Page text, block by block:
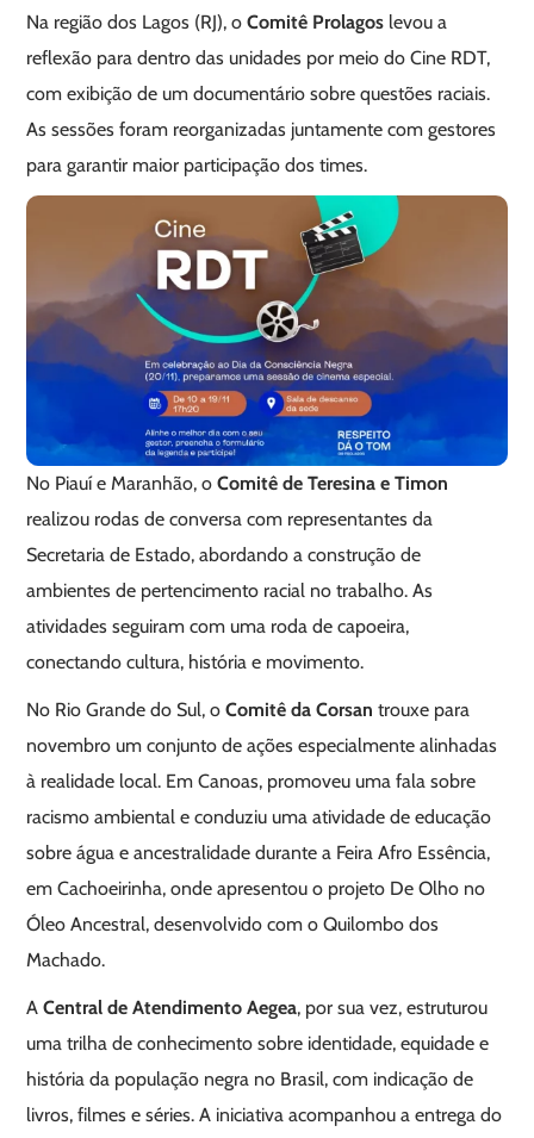
Na região dos Lagos (RJ), oComitê Prolagos levou a
reflexão para dentro das unidades por meio do Cine RDT,
com exibição de um documentário sobre questões raciais.
As sessões foram reorganizadas juntamente com gestores
para garantir maior participação dos times.
No Piauí e Maranhão, oComitê de Teresina e Timon
realizou rodas de conversa com representantes da
Secretaria de Estado, abordando a construção de
ambientes de pertencimento racial no trabalho. As
atividades seguiram com uma roda de capoeira,
conectando cultura, história e movimento.
No Rio Grande do Sul, oComitê da Corsan trouxe para
novembro um conjunto de ações especialmente alinhadas
à realidade local. Em Canoas, promoveu uma fala sobre
racismo ambiental e conduziu uma atividade de educação
sobre água e ancestralidade durante a Feira Afro Essência,
em Cachoeirinha, onde apresentou o projeto De Olho no
Óleo Ancestral, desenvolvido com o Quilombo dos
Machado.
ACentral de Atendimento Aegea, por sua vez, estruturou
uma trilha de conhecimento sobre identidade, equidade e
história da população negra no Brasil, com indicação de
livros, filmes e séries. A iniciativa acompanhou a entrega do